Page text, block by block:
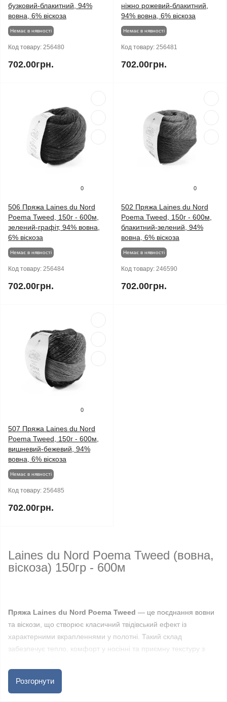
бузковий-блакитний, 94%
вовна, 6% віскоза
Немає в нявності
Код товару: 256480
702.00грн.
ніжно рожевий-блакитний,
94% вовна, 6% віскоза
Немає в нявності
Код товару: 256481
702.00грн.
0
506 Пряжа Laines du Nord
Poema Tweed, 150г - 600м,
зелений-графіт, 94% вовна,
6% віскоза
Немає в нявності
Код товару: 256484
702.00грн.
0
502 Пряжа Laines du Nord
Poema Tweed, 150г - 600м,
блакитний-зелений, 94%
вовна, 6% віскоза
Немає в нявності
Код товару: 246590
702.00грн.
0
507 Пряжа Laines du Nord
Poema Tweed, 150г - 600м,
вишневий-бежевий, 94%
вовна, 6% віскоза
Немає в нявності
Код товару: 256485
702.00грн.
Laines du Nord Poema Tweed (вовна,
віскоза) 150гр - 600м
Пряжа Laines du Nord Poema Tweed — це поєднання вовни
та віскози, що створює класичний твідівський ефект із
характерними вкрапленнями у полотні. Такий склад
забезпечує тепло, комфорт у носінні та приємну текстуру з
Розгорнути